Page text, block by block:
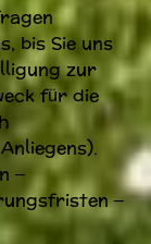
bis Sie uns
zur
für die
–
–